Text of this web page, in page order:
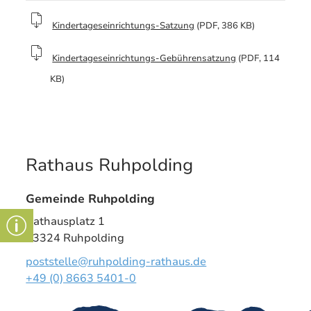
Kindertageseinrichtungs-Satzung (PDF, 386 KB)
Kindertageseinrichtungs-Gebührensatzung (PDF, 114
KB)
Rathaus Ruhpolding
Gemeinde Ruhpolding
Rathausplatz 1
83324 Ruhpolding
poststelle@ruhpolding-rathaus.de
+49 (0) 8663 5401-0